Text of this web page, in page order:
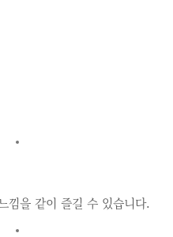
낌을 같이 즐길 수 있습니다.